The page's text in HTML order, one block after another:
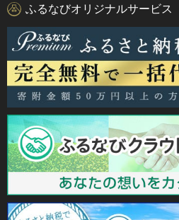
ふるなびオリジナルサービス